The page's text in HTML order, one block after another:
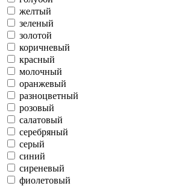
желтый
зеленый
золотой
коричневый
красный
молочный
оранжевый
разноцветный
розовый
салатовый
серебряный
серый
синий
сиреневый
фиолетовый